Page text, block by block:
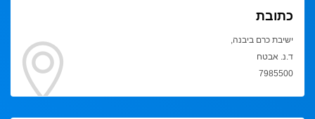
כתובת
ישיבת כרם ביבנה,
ד.נ. אבטח
7985500